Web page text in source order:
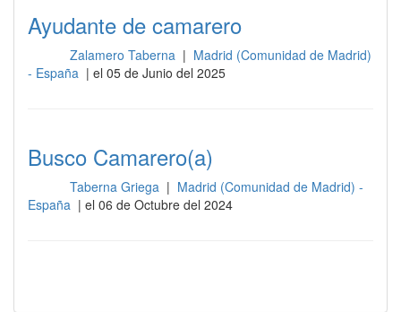
Ayudante de camarero
Zalamero Taberna | Madrid (Comunidad de Madrid)
- España | el 05 de Junio del 2025
Busco Camarero(a)
Taberna Griega | Madrid (Comunidad de Madrid) -
España | el 06 de Octubre del 2024